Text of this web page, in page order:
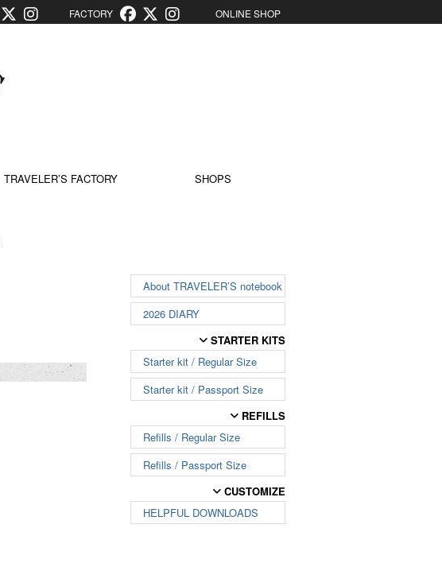
FACTORY ONLINE SHOP
TRAVELER’S FACTORY SHOPS
About TRAVELER’S notebook
2026 DIARY
STARTER KITS
Starter kit / Regular Size
Starter kit / Passport Size
REFILLS
Refills / Regular Size
Refills / Passport Size
CUSTOMIZE
HELPFUL DOWNLOADS